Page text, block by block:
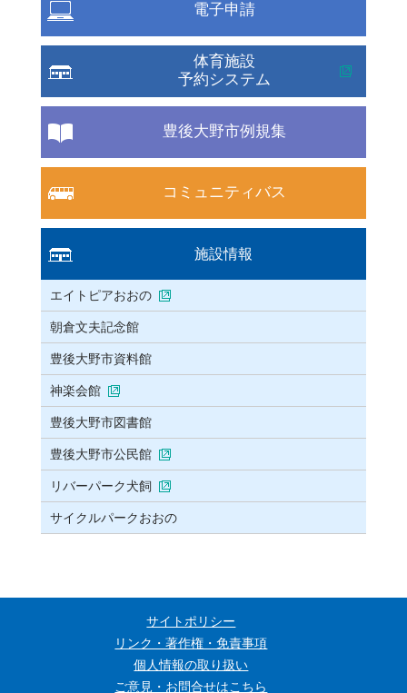
電子申請
体育施設
予約システム
豊後大野市例規集
コミュニティバス
施設情報
エイトピアおおの
朝倉文夫記念館
豊後大野市資料館
神楽会館
豊後大野市図書館
豊後大野市公民館
リバーパーク犬飼
サイクルパークおおの
サイトポリシー
リンク・著作権・免責事項
個人情報の取り扱い
ご意見・お問合せはこちら